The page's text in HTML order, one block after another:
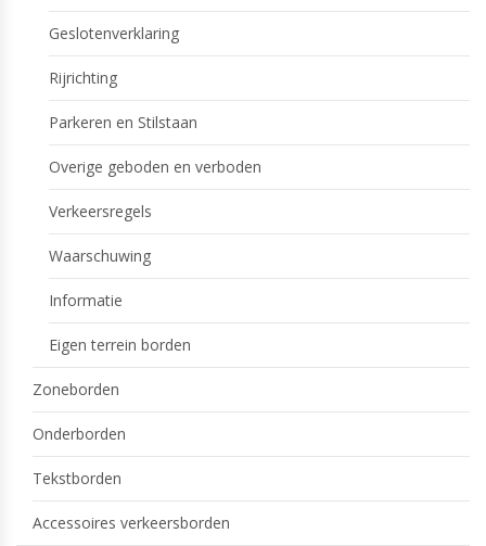
Geslotenverklaring
Rijrichting
Parkeren en Stilstaan
Overige geboden en verboden
Verkeersregels
Waarschuwing
Informatie
Eigen terrein borden
Zoneborden
Onderborden
Tekstborden
Accessoires verkeersborden